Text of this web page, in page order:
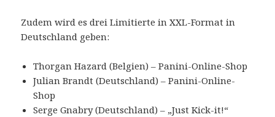
Zudem wird es drei Limitierte in XXL-Format in
Deutschland geben:
Thorgan Hazard (Belgien) – Panini-Online-Shop
Julian Brandt (Deutschland) – Panini-Online-
Shop
Serge Gnabry (Deutschland) – „Just Kick-it!“